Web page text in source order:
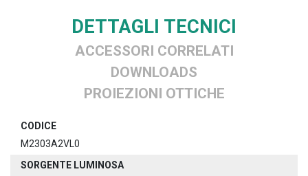
DETTAGLI TECNICI
ACCESSORI CORRELATI
DOWNLOADS
PROIEZIONI OTTICHE
CODICE
M2303A2VL0
SORGENTE LUMINOSA